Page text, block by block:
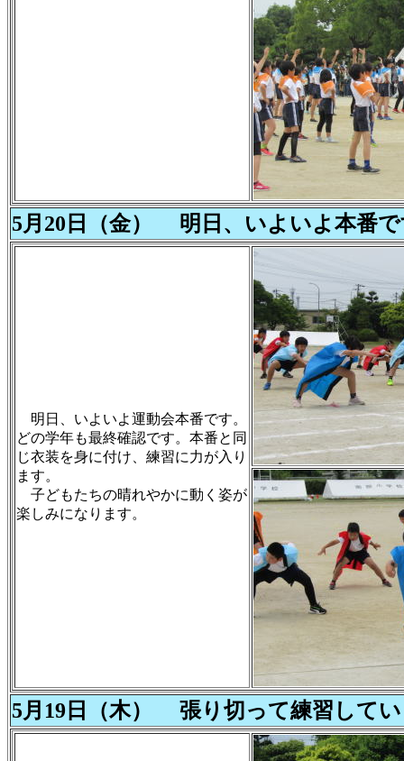
5月20日（金） 明日、いよいよ本番で
明日、いよいよ運動会本番です。
どの学年も最終確認です。本番と同
じ衣装を身に付け、練習に力が入り
ます。
子どもたちの晴れやかに動く姿が
楽しみになります。
5月19日（木） 張り切って練習してい